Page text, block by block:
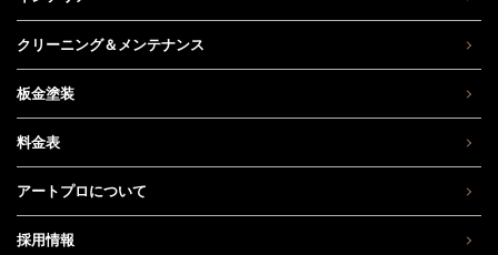
クリーニング＆メンテナンス
板金塗装
料金表
アートプロについて
採用情報